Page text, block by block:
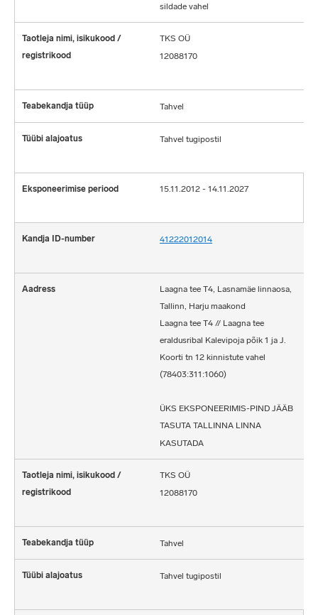
sildade vahel
TKS OÜ
12088170
Tahvel
Tahvel tugipostil
15.11.2012 - 14.11.2027
41222012014
Laagna tee T4, Lasnamäe linnaosa,
Tallinn, Harju maakond
Laagna tee T4 // Laagna tee
eraldusribal Kalevipoja põik 1 ja J.
Koorti tn 12 kinnistute vahel
(78403:311:1060)
ÜKS EKSPONEERIMIS-PIND JÄÄB
TASUTA TALLINNA LINNA
KASUTADA
TKS OÜ
12088170
Tahvel
Tahvel tugipostil